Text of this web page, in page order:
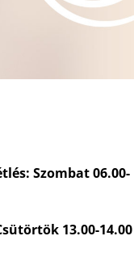
Szombat 06.00-
13.00-14.00